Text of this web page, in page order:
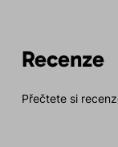
Recenze
Přečtete si